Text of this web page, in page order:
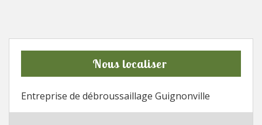
Nous localiser
Entreprise de débroussaillage Guignonville